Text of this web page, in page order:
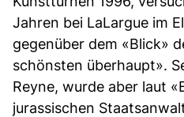
Jahren bei LaLargue im
gegenüber dem «Blick»
schönsten überhaupt».
Reyne, wurde aber laut
jurassischen